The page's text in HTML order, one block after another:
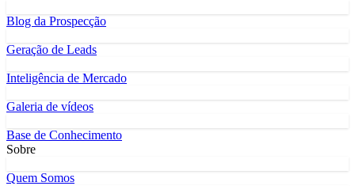
Blog da Prospecção
Geração de Leads
Inteligência de Mercado
Galeria de vídeos
Base de Conhecimento
Sobre
Quem Somos